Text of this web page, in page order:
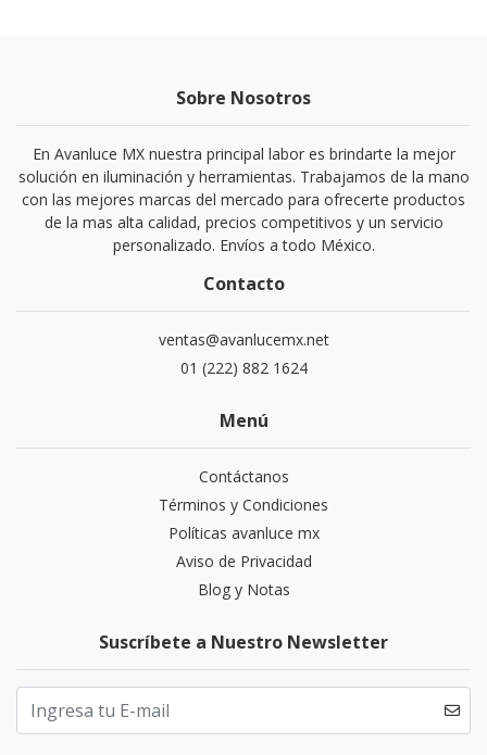
Sobre Nosotros
En Avanluce MX nuestra principal labor es brindarte la mejor
solución en iluminación y herramientas. Trabajamos de la mano
con las mejores marcas del mercado para ofrecerte productos
de la mas alta calidad, precios competitivos y un servicio
personalizado. Envíos a todo México.
Contacto
ventas@avanlucemx.net
01 (222) 882 1624
Menú
Contáctanos
Términos y Condiciones
Políticas avanluce mx
Aviso de Privacidad
Blog y Notas
Suscríbete a Nuestro Newsletter